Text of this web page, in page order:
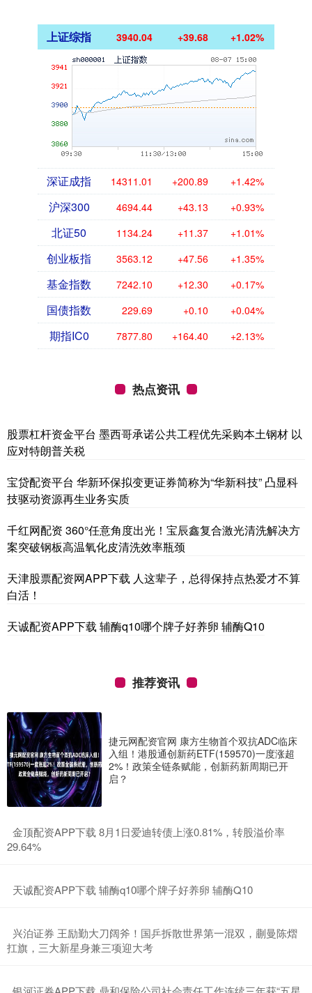
上证综指 3940.04 +39.68 +1.02%
深证成指 14311.01 +200.89 +1.42%
沪深300 4694.44 +43.13 +0.93%
北证50 1134.24 +11.37 +1.01%
创业板指 3563.12 +47.56 +1.35%
基金指数 7242.10 +12.30 +0.17%
国债指数 229.69 +0.10 +0.04%
期指IC0 7877.80 +164.40 +2.13%
热点资讯
股票杠杆资金平台 墨西哥承诺公共工程优先采购本土钢材 以
应对特朗普关税
宝贷配资平台 华新环保拟变更证券简称为“华新科技” 凸显科
技驱动资源再生业务实质
千红网配资 360°任意角度出光！宝辰鑫复合激光清洗解决方
案突破钢板高温氧化皮清洗效率瓶颈
天津股票配资网APP下载 人这辈子，总得保持点热爱才不算
白活！
天诚配资APP下载 辅酶q10哪个牌子好养卵 辅酶Q10
推荐资讯
捷元网配资官网 康方生物首个双抗ADC临床
入组！港股通创新药ETF(159570)一度涨超
2%！政策全链条赋能，创新药新周期已开
启？
​金顶配资APP下载 8月1日爱迪转债上涨0.81%，转股溢价率
29.64%
​天诚配资APP下载 辅酶q10哪个牌子好养卵 辅酶Q10
​兴泊证券 王励勤大刀阔斧！国乒拆散世界第一混双，蒯曼陈熠
扛旗，三大新星身兼三项迎大考